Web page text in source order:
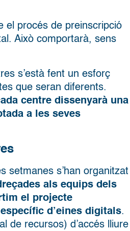
el procés de preinscripció
Això comportarà, sens
s’està fent un esforç
que seran diferents.
centre dissenyarà una
a les seves
setmanes s’han organitzat
als equips dels
el projecte
d’eines digitals.
de recursos) d’accés lliure